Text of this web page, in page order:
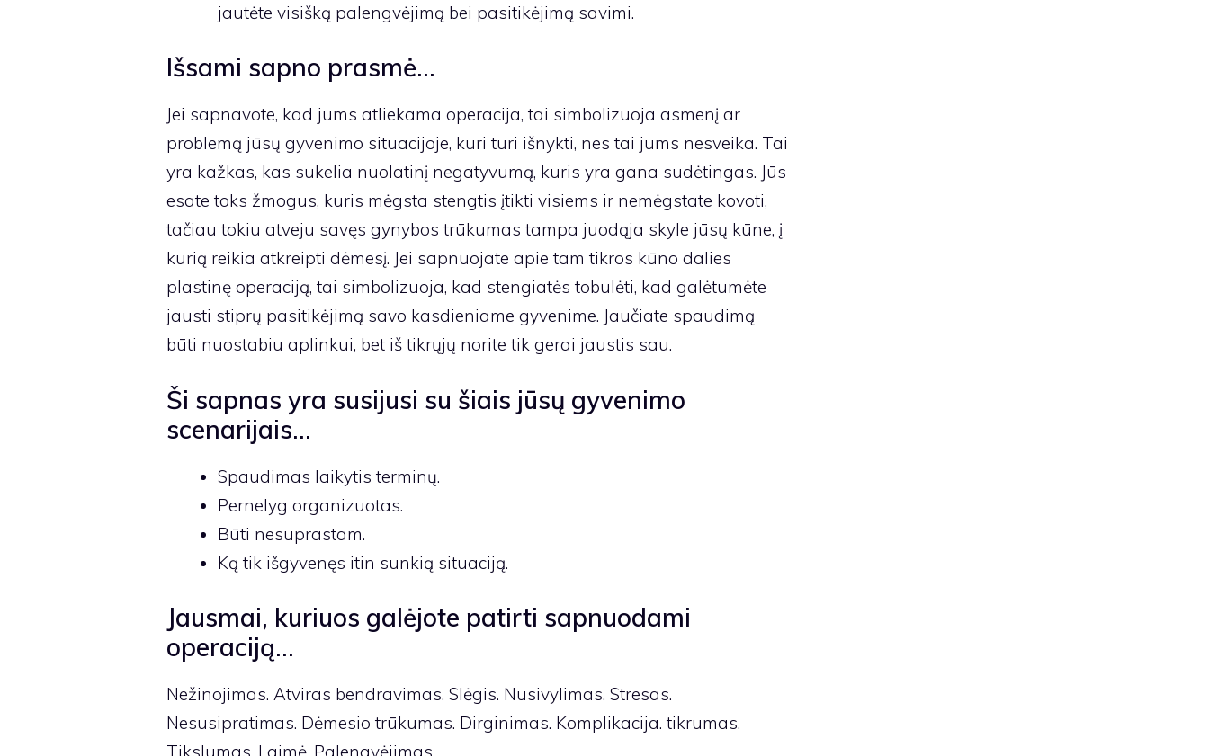
jautėte visišką palengvėjimą bei pasitikėjimą savimi.
Išsami sapno prasmė…
Jei sapnavote, kad jums atliekama operacija, tai simbolizuoja asmenį ar
problemą jūsų gyvenimo situacijoje, kuri turi išnykti, nes tai jums nesveika. Tai
yra kažkas, kas sukelia nuolatinį negatyvumą, kuris yra gana sudėtingas. Jūs
esate toks žmogus, kuris mėgsta stengtis įtikti visiems ir nemėgstate kovoti,
tačiau tokiu atveju savęs gynybos trūkumas tampa juodąja skyle jūsų kūne, į
kurią reikia atkreipti dėmesį. Jei sapnuojate apie tam tikros kūno dalies
plastinę operaciją, tai simbolizuoja, kad stengiatės tobulėti, kad galėtumėte
jausti stiprų pasitikėjimą savo kasdieniame gyvenime. Jaučiate spaudimą
būti nuostabiu aplinkui, bet iš tikrųjų norite tik gerai jaustis sau.
Ši sapnas yra susijusi su šiais jūsų gyvenimo
scenarijais…
Spaudimas laikytis terminų.
Pernelyg organizuotas.
Būti nesuprastam.
Ką tik išgyvenęs itin sunkią situaciją.
Jausmai, kuriuos galėjote patirti sapnuodami
operaciją…
Nežinojimas. Atviras bendravimas. Slėgis. Nusivylimas. Stresas.
Nesusipratimas. Dėmesio trūkumas. Dirginimas. Komplikacija. tikrumas.